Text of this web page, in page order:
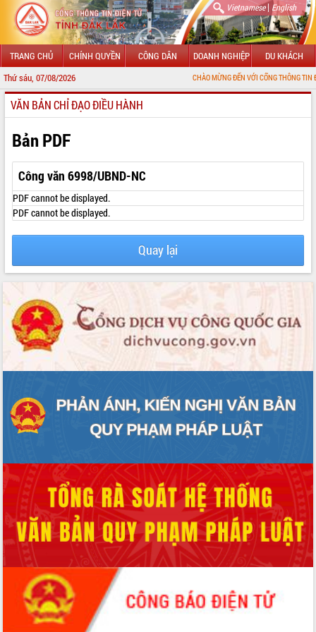
Vietnamese| English
TRANG CHỦ CHÍNH QUYỀN CÔNG DÂN DOANH NGHIỆP DU KHÁCH
Thứ sáu, 07/08/2026 CHÀO MỪNG ĐẾN VỚI CỔNG THÔNG TIN ĐIỆN TỬ
GIỚI THIỆU
LÃNH ĐẠO UBND TỈNH
TIN TỨC SỰ KIỆN
SỞ, BAN, NGÀNH
UBND CÁC XÃ, PHƯỜNG
HỆ THỐNG VĂN BẢN
VĂN BẢN HĐND TỈNH
ĐIỂM TIN VĂN BẢN
QUY HOẠCH - KẾ HOẠCH
VĂN BẢN CHỈ ĐẠO ĐIỀU HÀNH
Bản PDF
Công văn 6998/UBND-NC
PDF cannot be displayed.
PDF cannot be displayed.
Quay lại